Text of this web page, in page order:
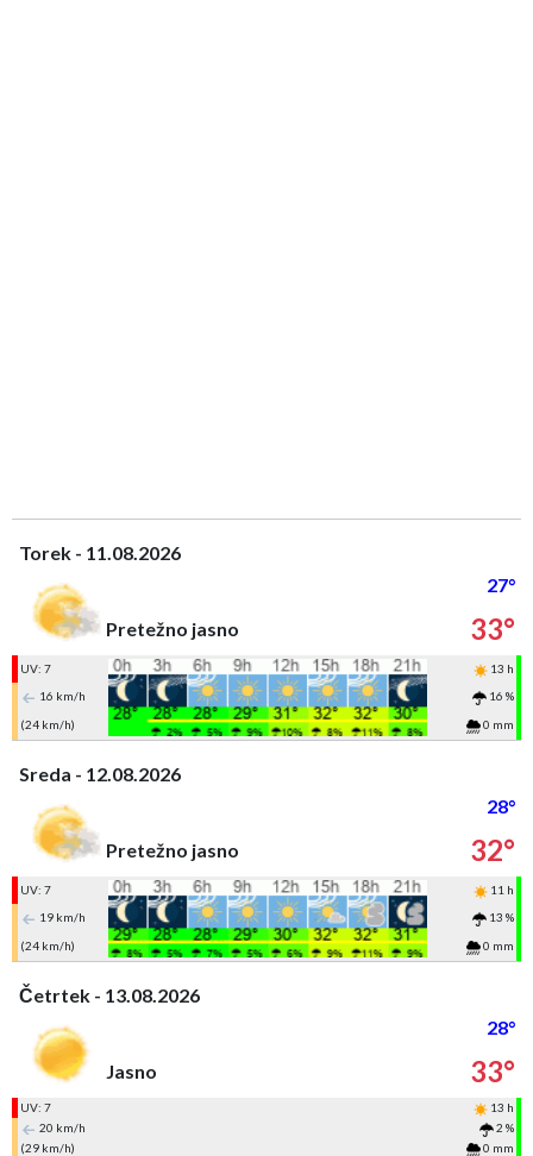
Torek - 11.08.2026
27°
Pretežno jasno
33°
UV: 7
13 h
16 km/h
16 %
(24 km/h)
0 mm
Sreda - 12.08.2026
28°
Pretežno jasno
32°
UV: 7
11 h
19 km/h
13 %
(24 km/h)
0 mm
Četrtek - 13.08.2026
28°
Jasno
33°
UV: 7
13 h
20 km/h
2 %
(29 km/h)
0 mm